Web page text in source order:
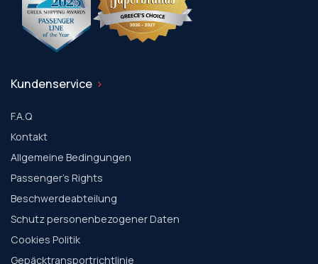
Kundenservice
F.A.Q
Kontakt
Allgemeine Bedingungen
Passenger's Rights
Beschwerdeabteilung
Schutz personenbezogener Daten
Cookies Politik
Gepäcktransportrichtlinie